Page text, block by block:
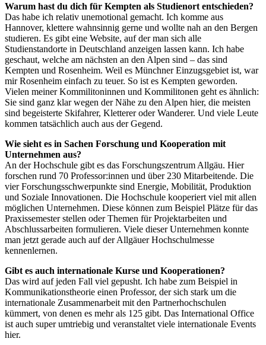
Warum hast du dich für Kempten als Studienort entschieden?
Das habe ich relativ unemotional gemacht. Ich komme aus
Hannover, klettere wahnsinnig gerne und wollte nah an den Bergen
studieren. Es gibt eine Website, auf der man sich alle
Studienstandorte in Deutschland anzeigen lassen kann. Ich habe
geschaut, welche am nächsten an den Alpen sind – das sind
Kempten und Rosenheim. Weil es Münchner Einzugsgebiet ist, war
mir Rosenheim einfach zu teuer. So ist es Kempten geworden.
Vielen meiner Kommilitoninnen und Kommilitonen geht es ähnlich:
Sie sind ganz klar wegen der Nähe zu den Alpen hier, die meisten
sind begeisterte Skifahrer, Kletterer oder Wanderer. Und viele Leute
kommen tatsächlich auch aus der Gegend.
Wie sieht es in Sachen Forschung und Kooperation mit
Unternehmen aus?
An der Hochschule gibt es das Forschungszentrum Allgäu. Hier
forschen rund 70 Professor:innen und über 230 Mitarbeitende. Die
vier Forschungsschwerpunkte sind Energie, Mobilität, Produktion
und Soziale Innovationen. Die Hochschule kooperiert viel mit allen
möglichen Unternehmen. Diese können zum Beispiel Plätze für das
Praxissemester stellen oder Themen für Projektarbeiten und
Abschlussarbeiten formulieren. Viele dieser Unternehmen konnte
man jetzt gerade auch auf der Allgäuer Hochschulmesse
kennenlernen.
Gibt es auch internationale Kurse und Kooperationen?
Das wird auf jeden Fall viel gepusht. Ich habe zum Beispiel in
Kommunikationstheorie einen Professor, der sich stark um die
internationale Zusammenarbeit mit den Partnerhochschulen
kümmert, von denen es mehr als 125 gibt. Das International Office
ist auch super umtriebig und veranstaltet viele internationale Events
hier.